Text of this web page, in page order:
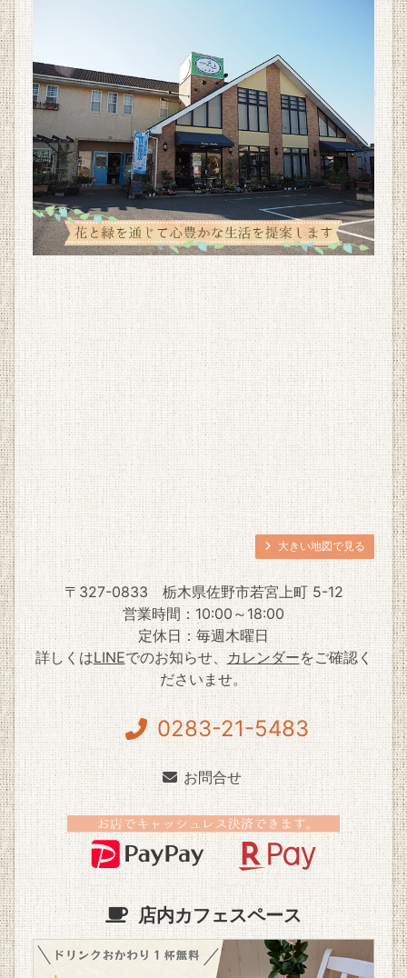
大きい地図で見る
〒327-0833
栃木県佐野市若宮上町 5-12
営業時間：10:00～18:00
定休日：毎週木曜日
詳しくはLINEでのお知らせ、カレンダーをご確認く
ださいませ。
0283-21-5483
お問合せ
店内カフェスペース